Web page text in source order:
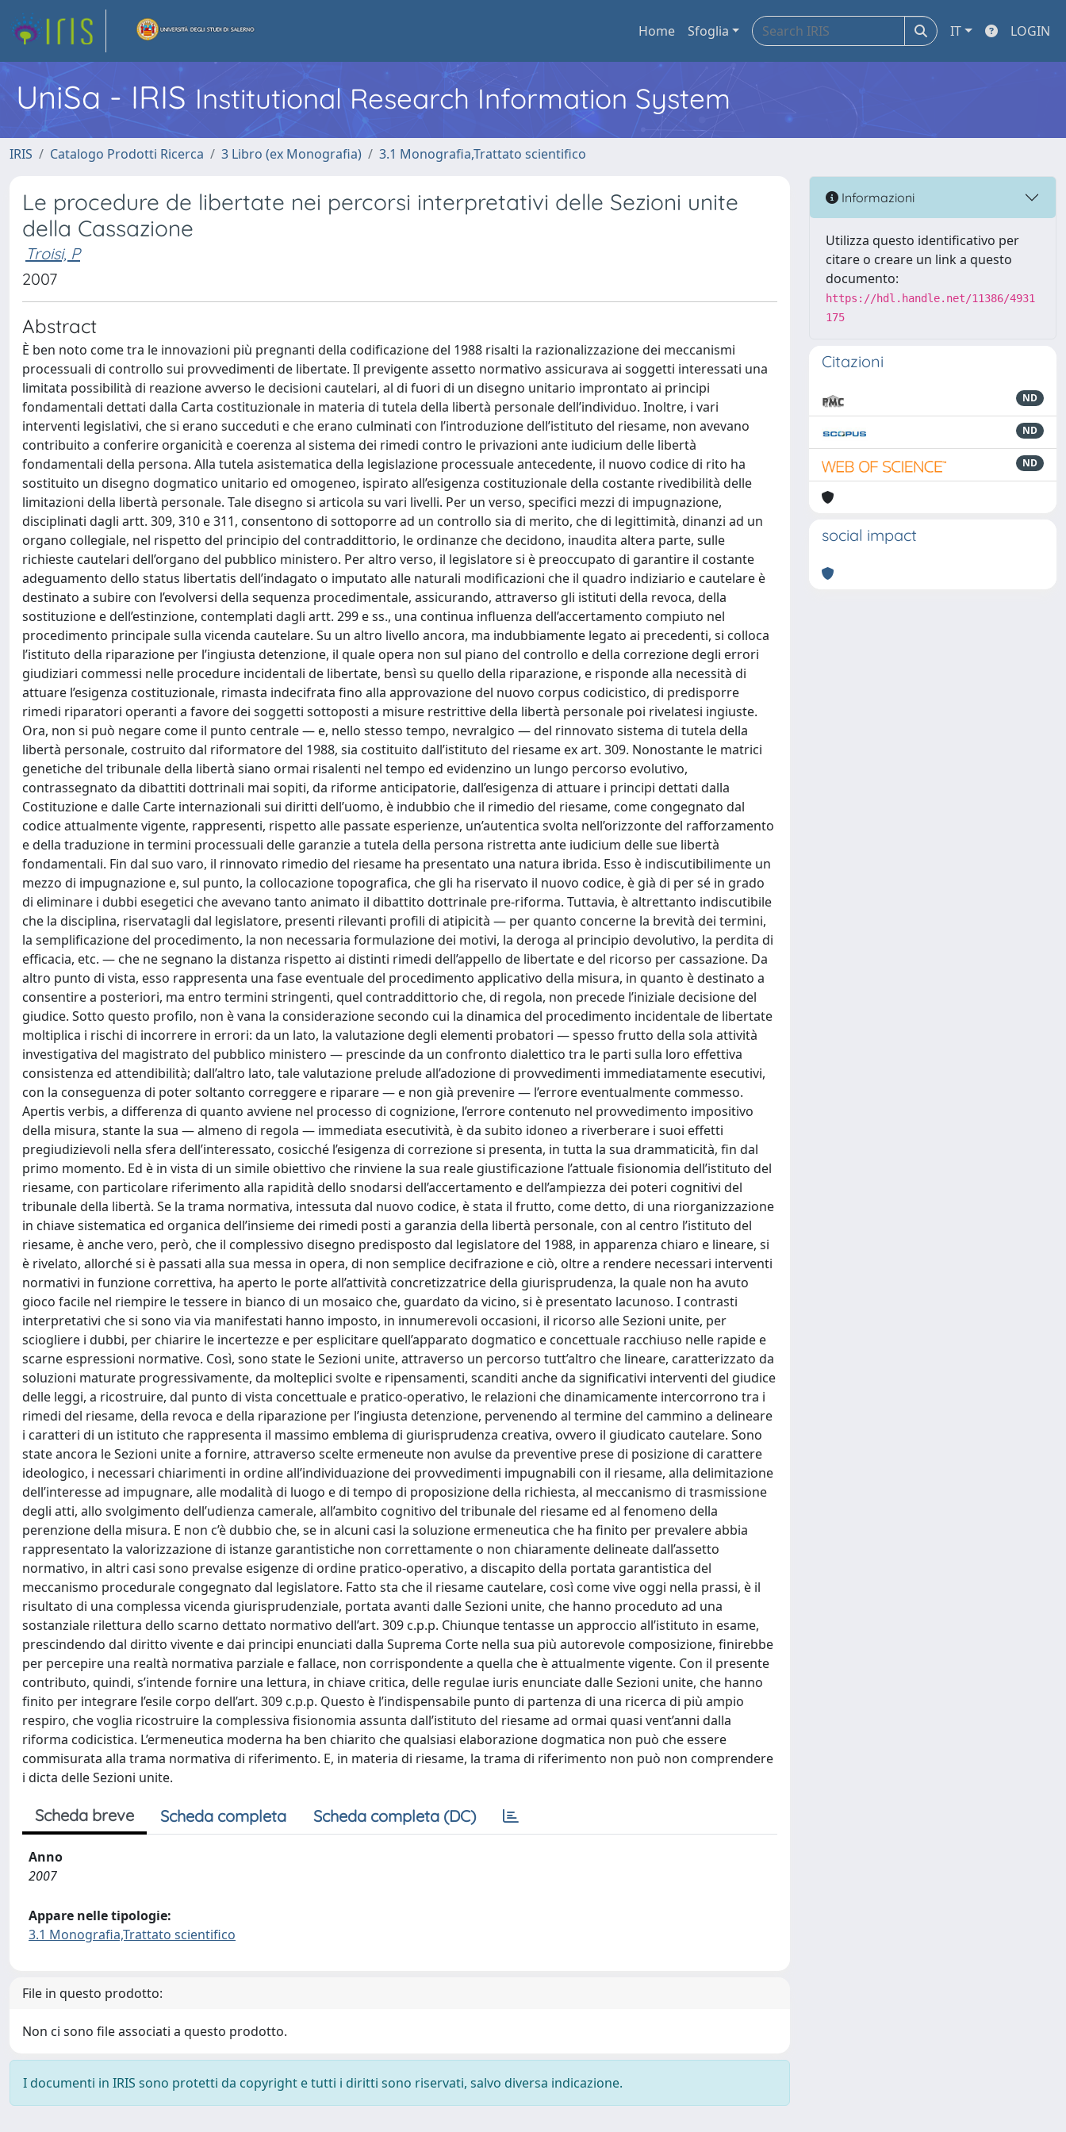
Home Sfoglia IT LOGIN
UniSa - IRIS Institutional Research Information System
IRIS Catalogo Prodotti Ricerca 3 Libro (ex Monografia) 3.1 Monografia,Trattato scientifico
Le procedure de libertate nei percorsi interpretativi delle Sezioni unite
della Cassazione
Troisi, P
2007
Abstract
È ben noto come tra le innovazioni più pregnanti della codificazione del 1988 risalti la razionalizzazione dei meccanismi
processuali di controllo sui provvedimenti de libertate. Il previgente assetto normativo assicurava ai soggetti interessati una
limitata possibilità di reazione avverso le decisioni cautelari, al di fuori di un disegno unitario improntato ai principi
fondamentali dettati dalla Carta costituzionale in materia di tutela della libertà personale dell’individuo. Inoltre, i vari
interventi legislativi, che si erano succeduti e che erano culminati con l’introduzione dell’istituto del riesame, non avevano
contribuito a conferire organicità e coerenza al sistema dei rimedi contro le privazioni ante iudicium delle libertà
fondamentali della persona. Alla tutela asistematica della legislazione processuale antecedente, il nuovo codice di rito ha
sostituito un disegno dogmatico unitario ed omogeneo, ispirato all’esigenza costituzionale della costante rivedibilità delle
limitazioni della libertà personale. Tale disegno si articola su vari livelli. Per un verso, specifici mezzi di impugnazione,
disciplinati dagli artt. 309, 310 e 311, consentono di sottoporre ad un controllo sia di merito, che di legittimità, dinanzi ad un
organo collegiale, nel rispetto del principio del contraddittorio, le ordinanze che decidono, inaudita altera parte, sulle
richieste cautelari dell’organo del pubblico ministero. Per altro verso, il legislatore si è preoccupato di garantire il costante
adeguamento dello status libertatis dell’indagato o imputato alle naturali modificazioni che il quadro indiziario e cautelare è
destinato a subire con l’evolversi della sequenza procedimentale, assicurando, attraverso gli istituti della revoca, della
sostituzione e dell’estinzione, contemplati dagli artt. 299 e ss., una continua influenza dell’accertamento compiuto nel
procedimento principale sulla vicenda cautelare. Su un altro livello ancora, ma indubbiamente legato ai precedenti, si colloca
l’istituto della riparazione per l’ingiusta detenzione, il quale opera non sul piano del controllo e della correzione degli errori
giudiziari commessi nelle procedure incidentali de libertate, bensì su quello della riparazione, e risponde alla necessità di
attuare l’esigenza costituzionale, rimasta indecifrata fino alla approvazione del nuovo corpus codicistico, di predisporre
rimedi riparatori operanti a favore dei soggetti sottoposti a misure restrittive della libertà personale poi rivelatesi ingiuste.
Ora, non si può negare come il punto centrale — e, nello stesso tempo, nevralgico — del rinnovato sistema di tutela della
libertà personale, costruito dal riformatore del 1988, sia costituito dall’istituto del riesame ex art. 309. Nonostante le matrici
genetiche del tribunale della libertà siano ormai risalenti nel tempo ed evidenzino un lungo percorso evolutivo,
contrassegnato da dibattiti dottrinali mai sopiti, da riforme anticipatorie, dall’esigenza di attuare i principi dettati dalla
Costituzione e dalle Carte internazionali sui diritti dell’uomo, è indubbio che il rimedio del riesame, come congegnato dal
codice attualmente vigente, rappresenti, rispetto alle passate esperienze, un’autentica svolta nell’orizzonte del rafforzamento
e della traduzione in termini processuali delle garanzie a tutela della persona ristretta ante iudicium delle sue libertà
fondamentali. Fin dal suo varo, il rinnovato rimedio del riesame ha presentato una natura ibrida. Esso è indiscutibilimente un
mezzo di impugnazione e, sul punto, la collocazione topografica, che gli ha riservato il nuovo codice, è già di per sé in grado
di eliminare i dubbi esegetici che avevano tanto animato il dibattito dottrinale pre-riforma. Tuttavia, è altrettanto indiscutibile
che la disciplina, riservatagli dal legislatore, presenti rilevanti profili di atipicità — per quanto concerne la brevità dei termini,
la semplificazione del procedimento, la non necessaria formulazione dei motivi, la deroga al principio devolutivo, la perdita di
efficacia, etc. — che ne segnano la distanza rispetto ai distinti rimedi dell’appello de libertate e del ricorso per cassazione. Da
altro punto di vista, esso rappresenta una fase eventuale del procedimento applicativo della misura, in quanto è destinato a
consentire a posteriori, ma entro termini stringenti, quel contraddittorio che, di regola, non precede l’iniziale decisione del
giudice. Sotto questo profilo, non è vana la considerazione secondo cui la dinamica del procedimento incidentale de libertate
moltiplica i rischi di incorrere in errori: da un lato, la valutazione degli elementi probatori — spesso frutto della sola attività
investigativa del magistrato del pubblico ministero — prescinde da un confronto dialettico tra le parti sulla loro effettiva
consistenza ed attendibilità; dall’altro lato, tale valutazione prelude all’adozione di provvedimenti immediatamente esecutivi,
con la conseguenza di poter soltanto correggere e riparare — e non già prevenire — l’errore eventualmente commesso.
Apertis verbis, a differenza di quanto avviene nel processo di cognizione, l’errore contenuto nel provvedimento impositivo
della misura, stante la sua — almeno di regola — immediata esecutività, è da subito idoneo a riverberare i suoi effetti
pregiudizievoli nella sfera dell’interessato, cosicché l’esigenza di correzione si presenta, in tutta la sua drammaticità, fin dal
primo momento. Ed è in vista di un simile obiettivo che rinviene la sua reale giustificazione l’attuale fisionomia dell’istituto del
riesame, con particolare riferimento alla rapidità dello snodarsi dell’accertamento e dell’ampiezza dei poteri cognitivi del
tribunale della libertà. Se la trama normativa, intessuta dal nuovo codice, è stata il frutto, come detto, di una riorganizzazione
in chiave sistematica ed organica dell’insieme dei rimedi posti a garanzia della libertà personale, con al centro l’istituto del
riesame, è anche vero, però, che il complessivo disegno predisposto dal legislatore del 1988, in apparenza chiaro e lineare, si
è rivelato, allorché si è passati alla sua messa in opera, di non semplice decifrazione e ciò, oltre a rendere necessari interventi
normativi in funzione correttiva, ha aperto le porte all’attività concretizzatrice della giurisprudenza, la quale non ha avuto
gioco facile nel riempire le tessere in bianco di un mosaico che, guardato da vicino, si è presentato lacunoso. I contrasti
interpretativi che si sono via via manifestati hanno imposto, in innumerevoli occasioni, il ricorso alle Sezioni unite, per
sciogliere i dubbi, per chiarire le incertezze e per esplicitare quell’apparato dogmatico e concettuale racchiuso nelle rapide e
scarne espressioni normative. Così, sono state le Sezioni unite, attraverso un percorso tutt’altro che lineare, caratterizzato da
soluzioni maturate progressivamente, da molteplici svolte e ripensamenti, scanditi anche da significativi interventi del giudice
delle leggi, a ricostruire, dal punto di vista concettuale e pratico-operativo, le relazioni che dinamicamente intercorrono tra i
rimedi del riesame, della revoca e della riparazione per l’ingiusta detenzione, pervenendo al termine del cammino a delineare
i caratteri di un istituto che rappresenta il massimo emblema di giurisprudenza creativa, ovvero il giudicato cautelare. Sono
state ancora le Sezioni unite a fornire, attraverso scelte ermeneute non avulse da preventive prese di posizione di carattere
ideologico, i necessari chiarimenti in ordine all’individuazione dei provvedimenti impugnabili con il riesame, alla delimitazione
dell’interesse ad impugnare, alle modalità di luogo e di tempo di proposizione della richiesta, al meccanismo di trasmissione
degli atti, allo svolgimento dell’udienza camerale, all’ambito cognitivo del tribunale del riesame ed al fenomeno della
perenzione della misura. E non c’è dubbio che, se in alcuni casi la soluzione ermeneutica che ha finito per prevalere abbia
rappresentato la valorizzazione di istanze garantistiche non correttamente o non chiaramente delineate dall’assetto
normativo, in altri casi sono prevalse esigenze di ordine pratico-operativo, a discapito della portata garantistica del
meccanismo procedurale congegnato dal legislatore. Fatto sta che il riesame cautelare, così come vive oggi nella prassi, è il
risultato di una complessa vicenda giurisprudenziale, portata avanti dalle Sezioni unite, che hanno proceduto ad una
sostanziale rilettura dello scarno dettato normativo dell’art. 309 c.p.p. Chiunque tentasse un approccio all’istituto in esame,
prescindendo dal diritto vivente e dai principi enunciati dalla Suprema Corte nella sua più autorevole composizione, finirebbe
per percepire una realtà normativa parziale e fallace, non corrispondente a quella che è attualmente vigente. Con il presente
contributo, quindi, s’intende fornire una lettura, in chiave critica, delle regulae iuris enunciate dalle Sezioni unite, che hanno
finito per integrare l’esile corpo dell’art. 309 c.p.p. Questo è l’indispensabile punto di partenza di una ricerca di più ampio
respiro, che voglia ricostruire la complessiva fisionomia assunta dall’istituto del riesame ad ormai quasi vent’anni dalla
riforma codicistica. L’ermeneutica moderna ha ben chiarito che qualsiasi elaborazione dogmatica non può che essere
commisurata alla trama normativa di riferimento. E, in materia di riesame, la trama di riferimento non può non comprendere
i dicta delle Sezioni unite.
Scheda breve Scheda completa Scheda completa (DC)
Anno
2007
Appare nelle tipologie:
3.1 Monografia,Trattato scientifico
File in questo prodotto:
Non ci sono file associati a questo prodotto.
I documenti in IRIS sono protetti da copyright e tutti i diritti sono riservati, salvo diversa indicazione.
Informazioni
Utilizza questo identificativo per
citare o creare un link a questo
documento:
https://hdl.handle.net/11386/4931
175
Citazioni
ND
ND
ND
social impact